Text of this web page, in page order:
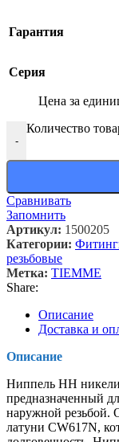
Гарантия
Серия
Цена за
-
Количество
Сравнивать
Запомнить
Артикул: 1500205
Категории:
резьбовые
Метка: TIEMME
Share:
Описание
Доставка и
Описание
Ниппель HH
предназначенный
наружной резьбой.
латуни CW617N,